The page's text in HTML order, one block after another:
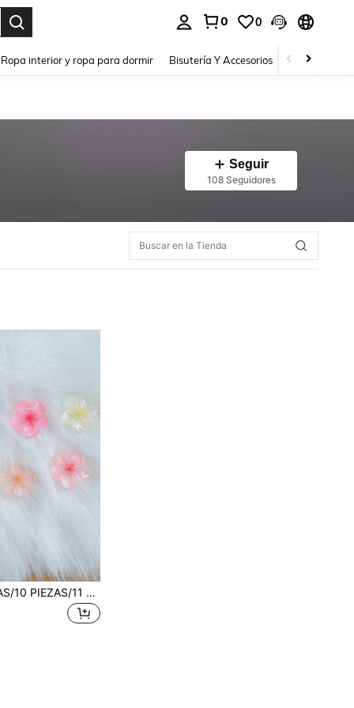
0 0
Ropa interior y ropa para dormir Bisutería Y Accesorios Zapatos
Seguir
108 Seguidores
6 PIEZAS/7 PIEZAS/10 PIEZAS/11 PIEZAS/12 PIEZAS Decoraciones de zapatos realistas de animales & plantas no integradas